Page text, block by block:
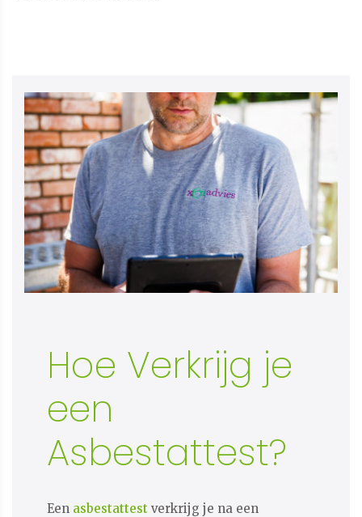
Hoe Verkrijg je
een
Asbestattest?
Een asbestattest verkrijg je na een